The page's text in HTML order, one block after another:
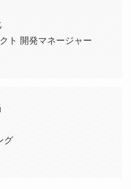
ト 開発マネージャー
グ